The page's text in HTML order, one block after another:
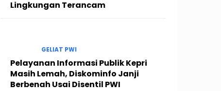
Lingkungan Terancam
GELIAT PWI
Pelayanan Informasi Publik Kepri
Masih Lemah, Diskominfo Janji
Berbenah Usai Disentil PWI